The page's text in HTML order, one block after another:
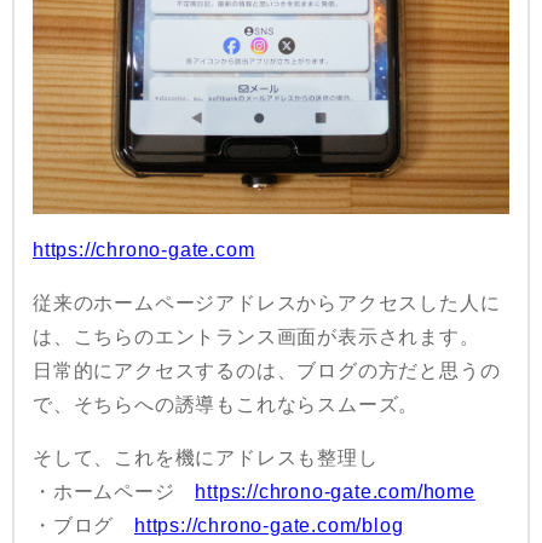
https://chrono-gate.com
従来のホームページアドレスからアクセスした人に
は、こちらのエントランス画面が表示されます。
日常的にアクセスするのは、ブログの方だと思うの
で、そちらへの誘導もこれならスムーズ。
そして、これを機にアドレスも整理し
・ホームページ https://chrono-gate.com/home
・ブログ
https://chrono-gate.com/blog